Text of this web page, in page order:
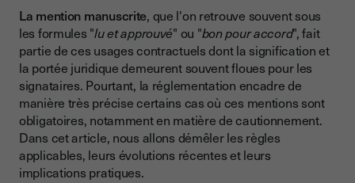
Actes sous seing privé et mentions manuscrites
Les cas où la mention manuscrite reste obligatoire
1. La reconnaissance de dette
2. Le cautionnement par une personne physique
Évolutions législatives récentes : la réforme du droit des
sûretés
La signature électronique et les mentions manuscrites : deux
La mention manuscrite, que l'on retrouve souvent sous
les formules "lu et approuvé" ou "bon pour accord", fait
partie de ces usages contractuels dont la signification et
la portée juridique demeurent souvent floues pour les
signataires. Pourtant, la réglementation encadre de
manière très précise certains cas où ces mentions sont
obligatoires, notamment en matière de cautionnement.
Dans cet article, nous allons démêler les règles
applicables, leurs évolutions récentes et leurs
implications pratiques.